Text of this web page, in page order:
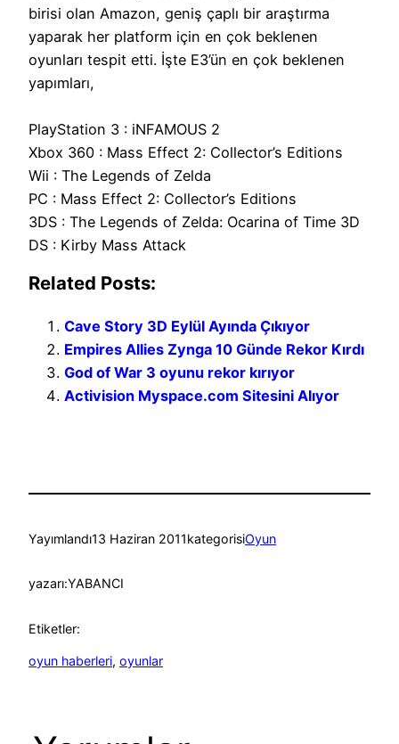
birisi olan Amazon, geniş çaplı bir araştırma
yaparak her platform için en çok beklenen
oyunları tespit etti. İşte E3’ün en çok beklenen
yapımları,
PlayStation 3 : iNFAMOUS 2
Xbox 360 : Mass Effect 2: Collector’s Editions
Wii : The Legends of Zelda
PC : Mass Effect 2: Collector’s Editions
3DS : The Legends of Zelda: Ocarina of Time 3D
DS : Kirby Mass Attack
Related Posts:
Cave Story 3D Eylül Ayında Çıkıyor
Empires Allies Zynga 10 Günde Rekor Kırdı
God of War 3 oyunu rekor kırıyor
Activision Myspace.com Sitesini Alıyor
Yayımlandı13 Haziran 2011kategorisiOyun
yazarı:YABANCI
Etiketler:
oyun haberleri, oyunlar